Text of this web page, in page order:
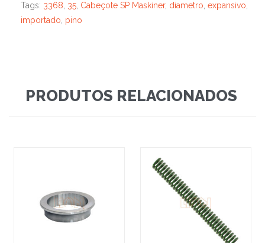
Tags: 3368, 35, Cabeçote SP Maskiner, diametro, expansivo,
importado, pino
PRODUTOS RELACIONADOS